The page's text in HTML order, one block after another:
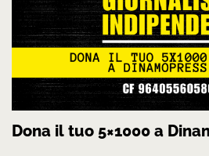
Dona il tuo 5×1000 a